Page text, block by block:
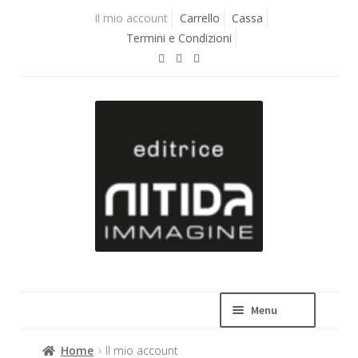
Il mio account Carrello
Cassa
Termini e Condizioni
Menu
La casa editrice
Home Il mio account